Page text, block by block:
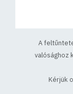
A
valósághoz
Kérjük